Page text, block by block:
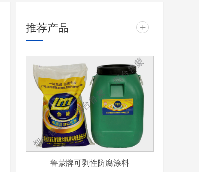
推荐产品 +
鲁蒙牌可剥性防腐涂料